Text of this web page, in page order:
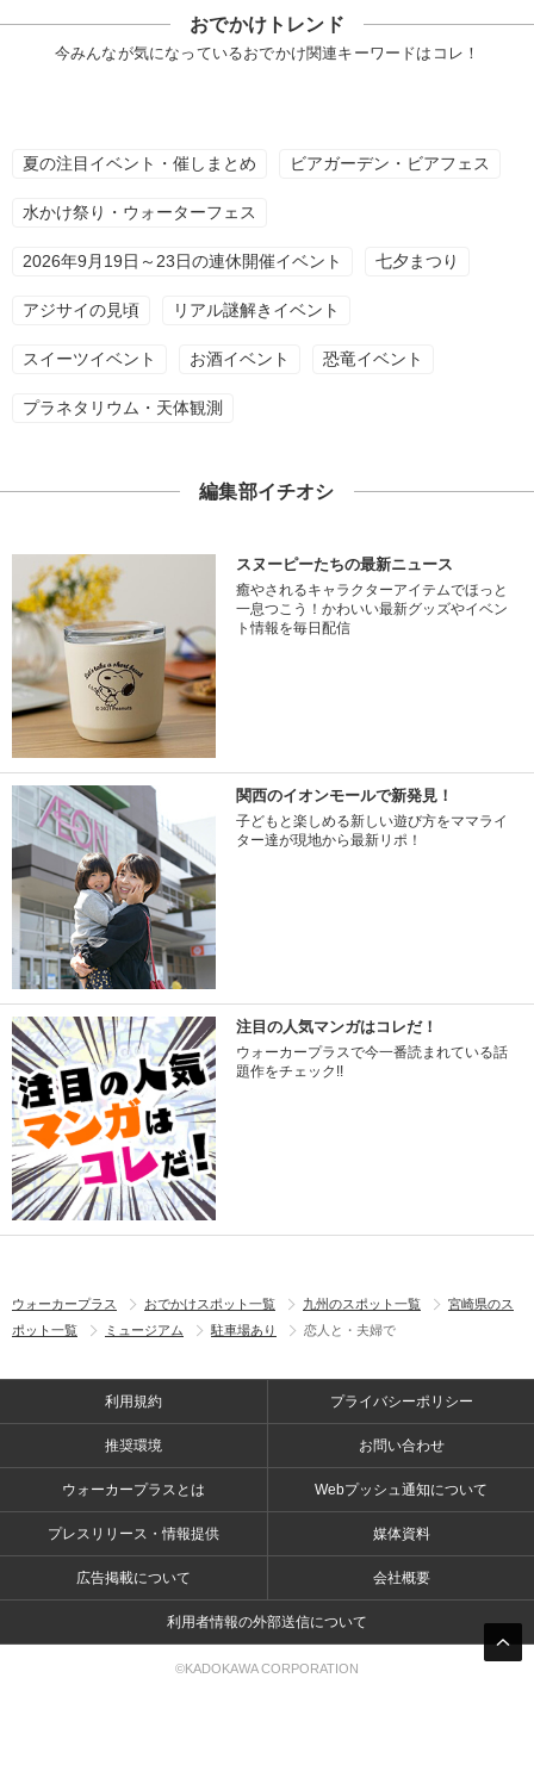
おでかけトレンド
今みんなが気になっているおでかけ関連キーワードはコレ！
夏の注目イベント・催しまとめ ビアガーデン・ビアフェス
水かけ祭り・ウォーターフェス
2026年9月19日～23日の連休開催イベント 七夕まつり
アジサイの見頃 リアル謎解きイベント
スイーツイベント お酒イベント 恐竜イベント
プラネタリウム・天体観測
編集部イチオシ
スヌーピーたちの最新ニュース
癒やされるキャラクターアイテムでほっと
一息つこう！かわいい最新グッズやイベン
ト情報を毎日配信
関西のイオンモールで新発見！
子どもと楽しめる新しい遊び方をママライ
ター達が現地から最新リポ！
注目の人気マンガはコレだ！
ウォーカープラスで今一番読まれている話
題作をチェック!!
ウォーカープラス おでかけスポット一覧 九州のスポット一覧
宮崎県のス
ポット一覧
ミュージアム 駐車場あり 恋人と・夫婦で
利用規約 プライバシーポリシー
推奨環境 お問い合わせ
ウォーカープラスとは Webプッシュ通知について
プレスリリース・情報提供 媒体資料
広告掲載について 会社概要
利用者情報の外部送信について
©KADOKAWA CORPORATION